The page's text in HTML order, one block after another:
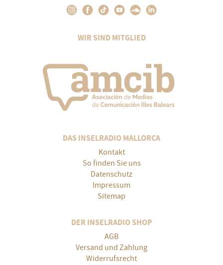
WIR SIND MITGLIED
DAS INSELRADIO MALLORCA
Kontakt
So finden Sie uns
Datenschutz
Impressum
Sitemap
DER INSELRADIO SHOP
AGB
Versand und Zahlung
Widerrufsrecht